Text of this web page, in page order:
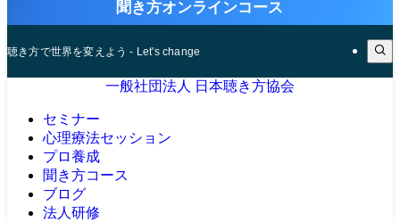
聞き方オンラインコース
聴き方で世界を変えよう - Let's change the world in how to listen
一般社団法人 日本聴き方協会
セミナー
心理療法セッション
プロ養成
聞き方コース
ブログ
法人研修